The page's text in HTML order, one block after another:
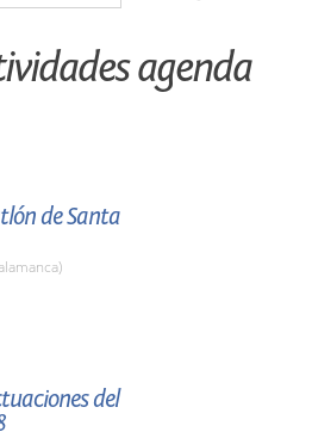
agenda
de Santa
del